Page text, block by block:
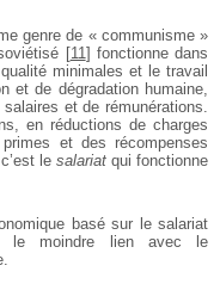
genre de « communisme »
[11 ] fonctionne dans
minimales et le travail
et de dégradation humaine,
et de rémunérations.
en réductions de charges
et des récompenses
le salariatqui fonctionne
basé sur le salariat
le moindre lien avec le